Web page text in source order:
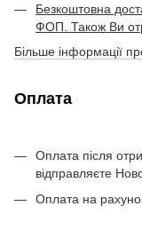
Безкоштовна
ФОП. Також Ви
Більше інформації
Оплата
Оплата після
відправляєте
Оплата на